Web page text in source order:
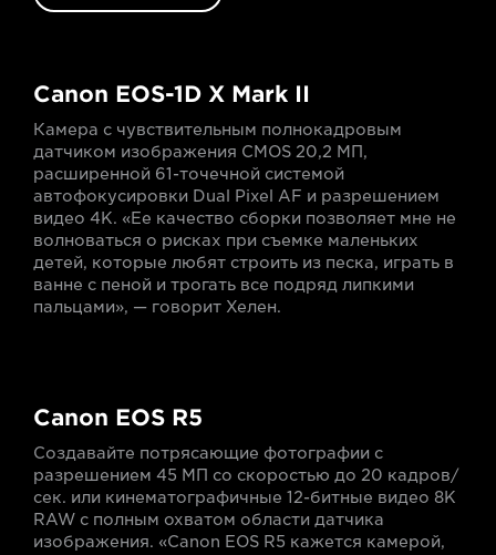
Canon EOS-1D X Mark II
Камера с чувствительным полнокадровым
датчиком изображения CMOS 20,2 МП,
расширенной 61-точечной системой
автофокусировки Dual Pixel AF и разрешением
видео 4K. «Ее качество сборки позволяет мне не
волноваться о рисках при съемке маленьких
детей, которые любят строить из песка, играть в
ванне с пеной и трогать все подряд липкими
пальцами», — говорит Хелен.
Canon EOS R5
Создавайте потрясающие фотографии с
разрешением 45 МП со скоростью до 20 кадров/
сек. или кинематографичные 12-битные видео 8K
RAW с полным охватом области датчика
изображения. «Canon EOS R5 кажется камерой,